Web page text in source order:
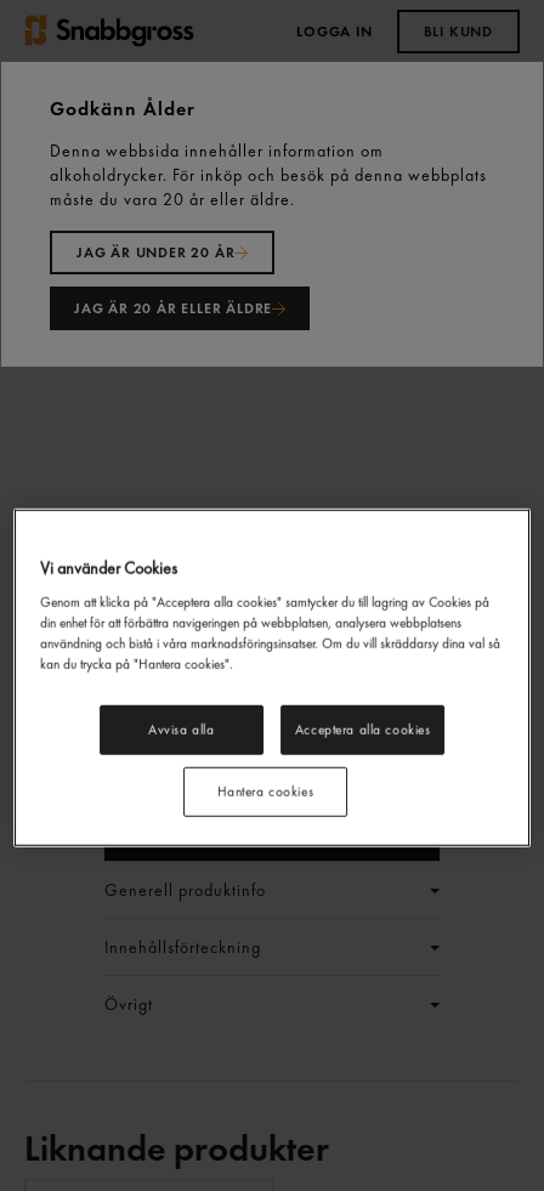
LOGGA IN BLI KUND
Start Vårt sortiment Ost, Mejeri & Ägg
Matlagningsost
Mozzarella Skivad 21% 1kg Gastrino
Mozzarella Skivad 21%
Gastrino
479,40 kr/låda
Jmf.pris : 79,90 kr /kg
EAN:
17340083479394
Generell produktinfo
Innehållsförteckning
Övrigt
Liknande produkter
Vi använder Cookies
Genom att klicka på "Acceptera alla cookies" samtycker du till lagring av Cookies på
din enhet för att förbättra navigeringen på webbplatsen, analysera webbplatsens
användning och bistå i våra marknadsföringsinsatser. Om du vill skräddarsy dina val så
kan du trycka på "Hantera cookies".
Avvisa alla Acceptera alla cookies
Hantera cookies
Godkänn Ålder
Denna webbsida innehåller information om
alkoholdrycker. För inköp och besök på denna webbplats
måste du vara 20 år eller äldre.
JAG ÄR UNDER 20 ÅR
JAG ÄR 20 ÅR ELLER ÄLDRE